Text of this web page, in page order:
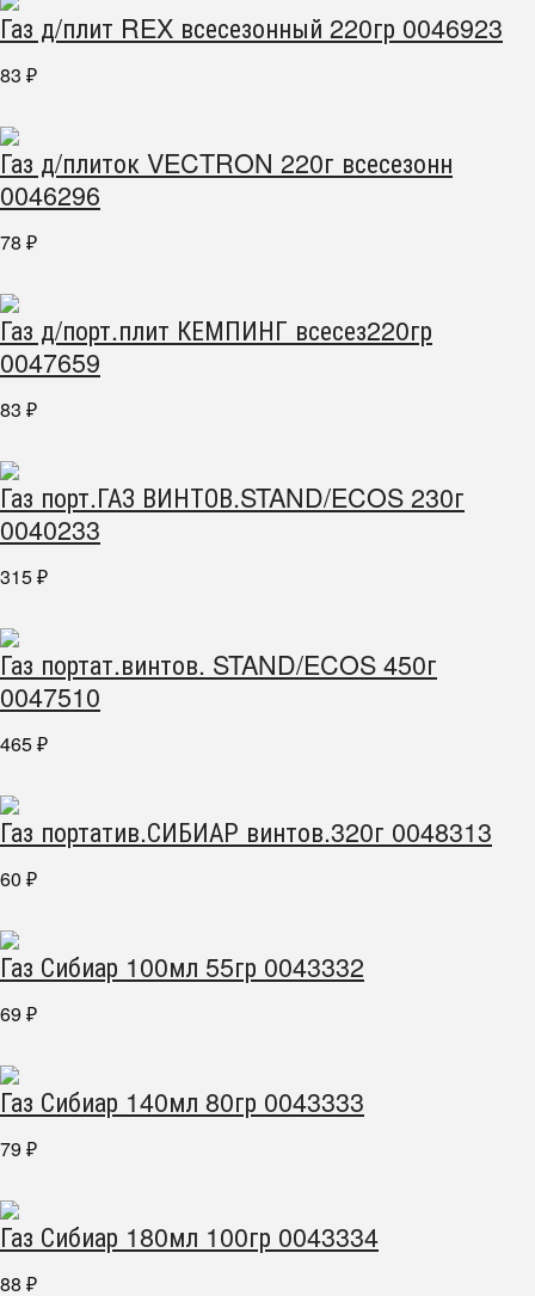
Газ д/плит REX всесезонный 220гр 0046923
83 ₽
Газ д/плиток VECTRON 220г всесезонн
0046296
78 ₽
Газ д/порт.плит КЕМПИНГ всесез220гр
0047659
83 ₽
Газ порт.ГАЗ ВИНТОВ.STAND/ECOS 230г
0040233
315 ₽
Газ портат.винтов. STAND/ECOS 450г
0047510
465 ₽
Газ портатив.СИБИАР винтов.320г 0048313
60 ₽
Газ Сибиар 100мл 55гр 0043332
69 ₽
Газ Сибиар 140мл 80гр 0043333
79 ₽
Газ Сибиар 180мл 100гр 0043334
88 ₽